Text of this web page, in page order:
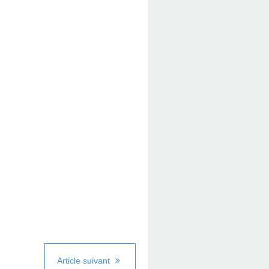
Article suivant